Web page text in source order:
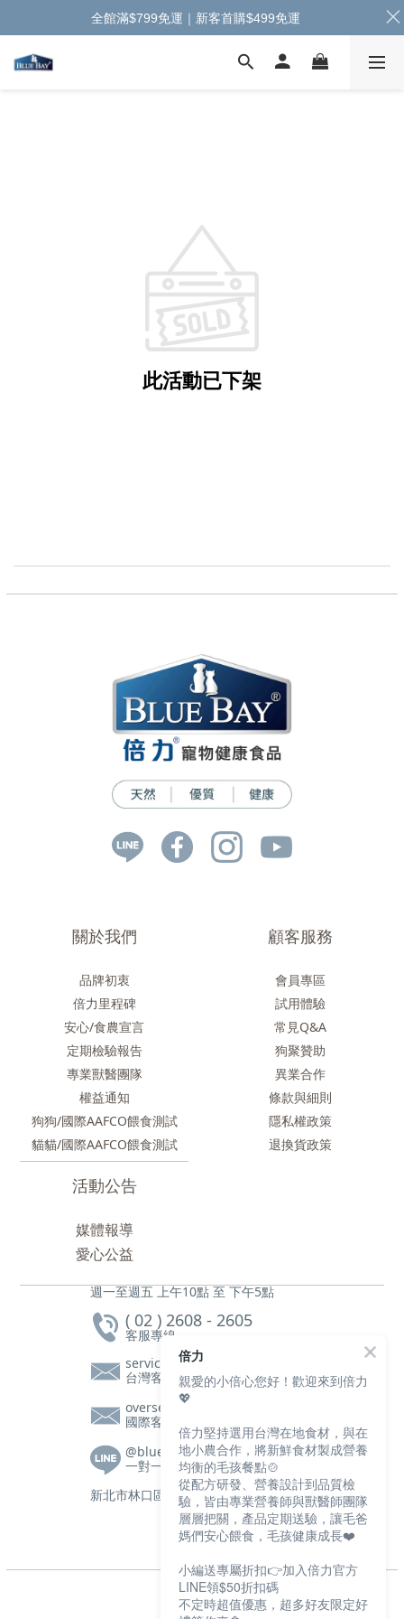
此活動已下架
關於我們
品牌初衷
倍力里程碑
安心/食農宣言
定期檢驗報告
專業獸醫團隊
權益通知
狗狗/國際AAFCO餵食測試
貓貓/國際AAFCO餵食測試
活動公告
媒體報導
愛心公益
顧客服務
會員專區
試用體驗
常見Q&A
狗聚贊助
異業合作
條款與細則
隱私權政策
退換貨政策
週一至週五 上午10點 至 下午5點
( 02 ) 2608 - 2605
客服專線
service@bluebaypetfood.com
台灣客服信箱
overseas@bluebaypetfood.com
國際客服信箱
@bluebay
一對一客服|營養師諮詢
新北市林口區文化三路一段105號2樓
全館滿$799免運｜新客首購$499免運
倍力
親愛的小倍心您好！歡迎來到倍力
💖
倍力堅持選用台灣在地食材，與在
地小農合作，將新鮮食材製成營養
均衡的毛孩餐點🍲
從配方研發、營養設計到品質檢
驗，皆由專業營養師與獸醫師團隊
層層把關，產品定期送驗，讓毛爸
媽們安心餵食，毛孩健康成長❤️
小編送專屬折扣👉加入倍力官方
LINE領$50折扣碼
不定時超值優惠，超多好友限定好